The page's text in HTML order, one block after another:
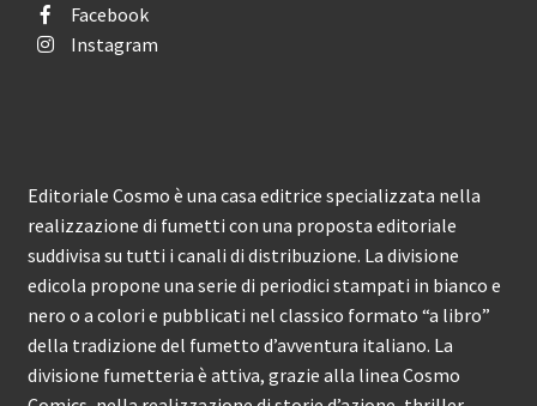
Facebook
Instagram
Editoriale Cosmo è una casa editrice specializzata nella
realizzazione di fumetti con una proposta editoriale
suddivisa su tutti i canali di distribuzione. La divisione
edicola propone una serie di periodici stampati in bianco e
nero o a colori e pubblicati nel classico formato “a libro”
della tradizione del fumetto d’avventura italiano. La
divisione fumetteria è attiva, grazie alla linea Cosmo